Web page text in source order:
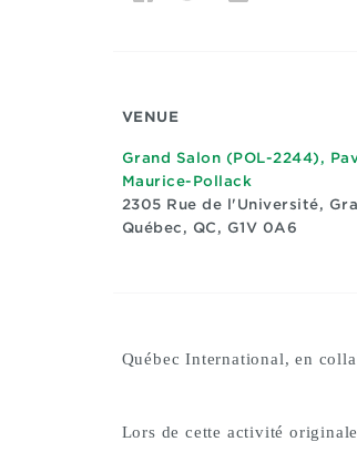
VENUE
Grand Salon (POL-2244),
Maurice-Pollack
2305 Rue de l'Université,
Québec, QC, G1V 0A6
Québec International, en
Lors de cette activité